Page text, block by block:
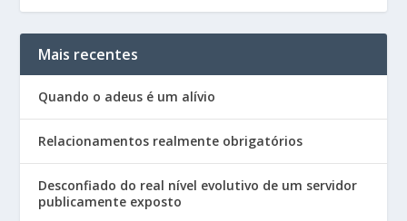
Mais recentes
Quando o adeus é um alívio
Relacionamentos realmente obrigatórios
Desconfiado do real nível evolutivo de um servidor
publicamente exposto